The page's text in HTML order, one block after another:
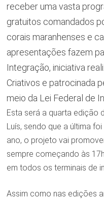
receber uma vasta
gratuitos comandados
corais maranhenses e
apresentações fazem
Integração, iniciativa
Criativos e patrocinada
meio da Lei Federal de
Esta será a quarta edição
Luís, sendo que a última
ano, o projeto vai
sempre começando às
em todos os terminais de
Assim como nas edições